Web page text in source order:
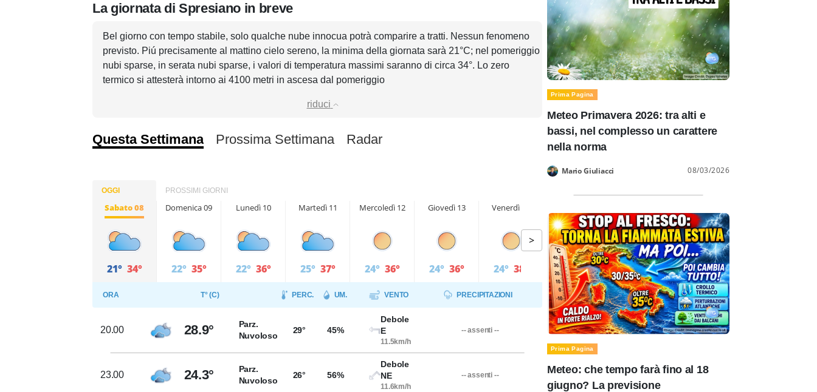
La giornata di Spresiano in breve
Bel giorno con tempo stabile, solo qualche nube innocua potrà comparire a tratti. Nessun fenomeno
previsto. Piú precisamente al mattino cielo sereno, la minima della giornata sarà 21°C; nel pomeriggio
nubi sparse, in serata nubi sparse, i valori di temperatura massimi saranno di circa 34°. Lo zero
termico si attesterà intorno ai 4100 metri in ascesa dal pomeriggio
riduci
Questa Settimana Prossima Settimana Radar
OGGI PROSSIMI GIORNI
Sabato 08
21° 34°
Domenica 09
22° 35°
Lunedì 10
22° 36°
Martedì 11
25° 37°
Mercoledì 12
24° 36°
Giovedì 13
24° 36°
Venerdì 14
24° 38°
>
ORA T° (C) PERC. UM. VENTO PRECIPITAZIONI
20.00 28.9°
Parz.
Nuvoloso
29° 45%
Debole
E
11.5km/h
-- assenti --
23.00 24.3°
Parz.
Nuvoloso
26° 56%
Debole
NE
11.6km/h
-- assenti --
Prima Pagina
Meteo Primavera 2026: tra alti e
bassi, nel complesso un carattere
nella norma
Mario Giuliacci 08/03/2026
Prima Pagina
Meteo: che tempo farà fino al 18
giugno? La previsione